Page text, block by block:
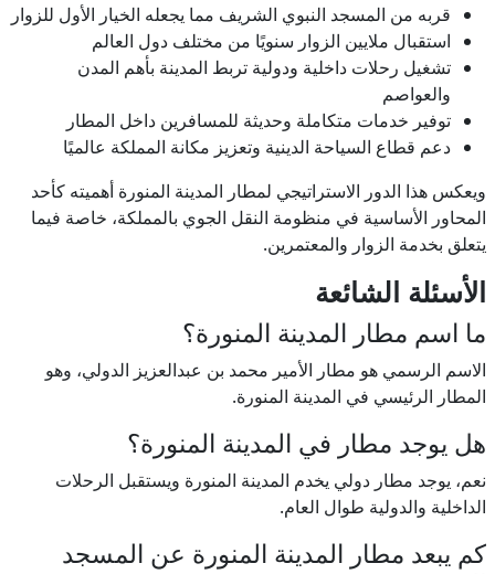
قربه من المسجد النبوي الشريف مما يجعله الخيار الأول للزوار
استقبال ملايين الزوار سنويًا من مختلف دول العالم
تشغيل رحلات داخلية ودولية تربط المدينة بأهم المدن
والعواصم
توفير خدمات متكاملة وحديثة للمسافرين داخل المطار
دعم قطاع السياحة الدينية وتعزيز مكانة المملكة عالميًا
ويعكس هذا الدور الاستراتيجي لمطار المدينة المنورة أهميته كأحد
المحاور الأساسية في منظومة النقل الجوي بالمملكة، خاصة فيما
يتعلق بخدمة الزوار والمعتمرين.
الأسئلة الشائعة
ما اسم مطار المدينة المنورة؟
الاسم الرسمي هو مطار الأمير محمد بن عبدالعزيز الدولي، وهو
المطار الرئيسي في المدينة المنورة.
هل يوجد مطار في المدينة المنورة؟
نعم، يوجد مطار دولي يخدم المدينة المنورة ويستقبل الرحلات
الداخلية والدولية طوال العام.
كم يبعد مطار المدينة المنورة عن المسجد